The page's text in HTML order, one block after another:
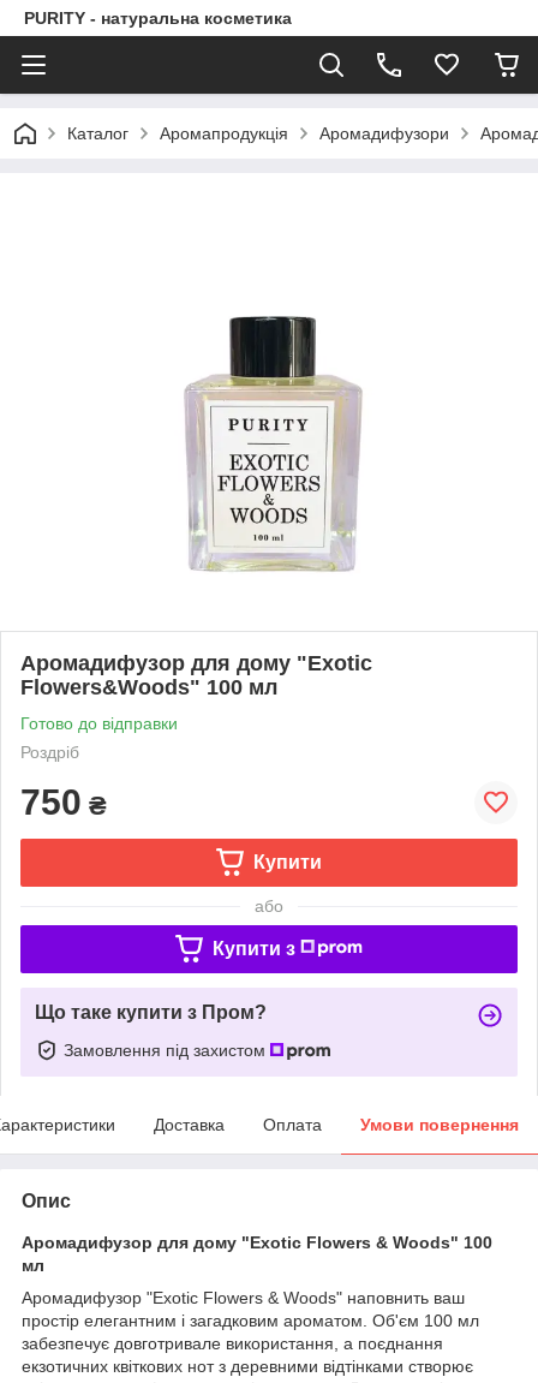
PURITY - натуральна косметика
Каталог Аромапродукція Аромадифузори
Аромадифузор для дому "Exotic
Flowers&Woods" 100 мл
Готово до відправки
Роздріб
750 ₴
Купити
або
Купити з
Що таке купити з Пром?
Замовлення під захистом
Доставка Оплата Умови повернення
Опис
Аромадифузор для дому "Exotic Flowers & Woods" 100
мл
Аромадифузор "Exotic Flowers & Woods" наповнить ваш
простір елегантним і загадковим ароматом. Об'єм 100 мл
забезпечує довготривале використання, а поєднання
екзотичних квіткових нот з деревними відтінками створює